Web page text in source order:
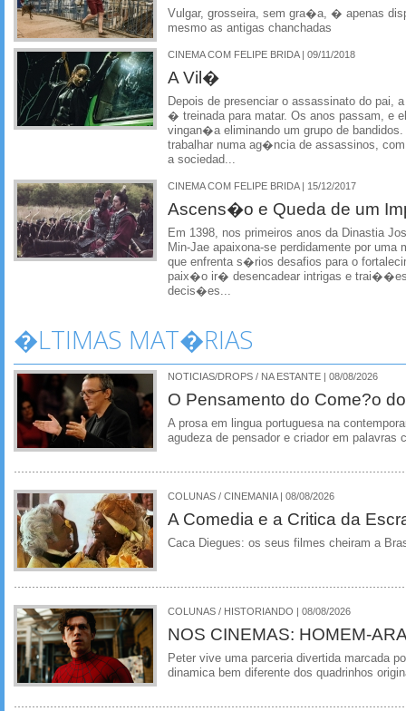
Vulgar, grosseira, sem gra�a, � apenas
mesmo as antigas chanchadas
CINEMA COM FELIPE BRIDA | 09/11/2018
A Vil�
Depois de presenciar o assassinato do pai,
� treinada para matar. Os anos passam, e
vingan�a eliminando um grupo de
trabalhar numa ag�ncia de assassinos,
a sociedad...
CINEMA COM FELIPE BRIDA | 15/12/2017
Ascens�o e Queda de um
Em 1398, nos primeiros anos da Dinastia
Min-Jae apaixona-se perdidamente por uma
que enfrenta s�rios desafios para o
paix�o ir� desencadear intrigas e
decis�es...
�LTIMAS MAT�RIAS
NOTICIAS/DROPS / NA ESTANTE | 08/08/2026
O Pensamento do Come?o
A prosa em lingua portuguesa na
agudeza de pensador e criador em palavras
COLUNAS / CINEMANIA | 08/08/2026
A Comedia e a Critica da
Caca Diegues: os seus filmes cheiram a
COLUNAS / HISTORIANDO | 08/08/2026
NOS CINEMAS: HOMEM-
Peter vive uma parceria divertida marcada
dinamica bem diferente dos quadrinhos